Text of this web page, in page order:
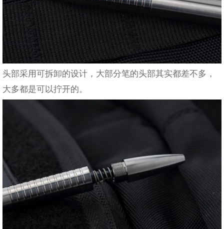
头部采用可拆卸的设计，大部分笔的头部其实都差不多，
大多都是可以拧开的。